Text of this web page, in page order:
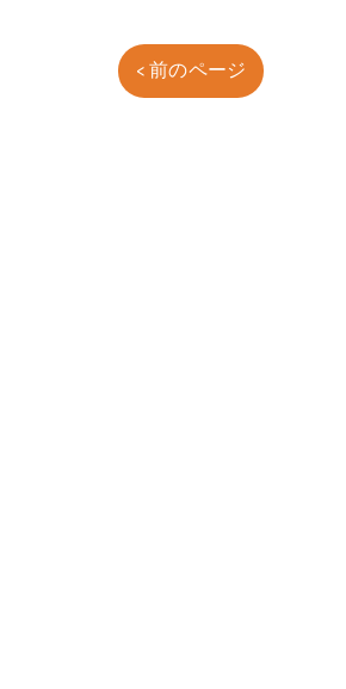
< 前のページ